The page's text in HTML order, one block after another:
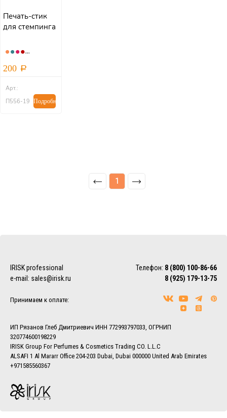
Печать-стик
для стемпинга
200
Арт.:
П556-19 Подробнее
1
IRISK professional Телефон: 8 (800) 100-86-66
8 (925) 179-13-75
e-mail: sales@irisk.ru
Принимаем к оплате:
ИП Рязанов Глеб Дмитриевич ИНН 772993797033, ОГРНИП
320774600198229
IRISK Group For Perfumes & Cosmetics Trading CO. L.L.C
ALSAFI 1 Al Mararr Office 204-203 Dubai, Dubai 000000 United Arab Emirates
+971585560367